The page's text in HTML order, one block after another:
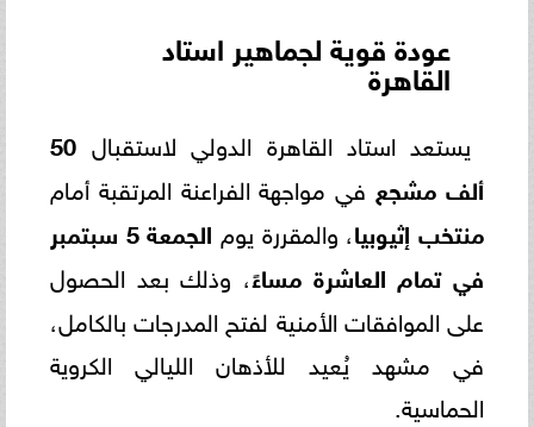
عودة قوية لجماهير استاد
القاهرة
يستعد استاد القاهرة الدولي لاستقبال 50
ألف مشجع في مواجهة الفراعنة المرتقبة أمام
منتخب إثيوبيا، والمقررة يوم
الجمعة 5 سبتمبر
في تمام العاشرة مساءً، وذلك بعد الحصول
على الموافقات الأمنية لفتح المدرجات بالكامل،
في مشهد يُعيد للأذهان الليالي الكروية
الحماسية.